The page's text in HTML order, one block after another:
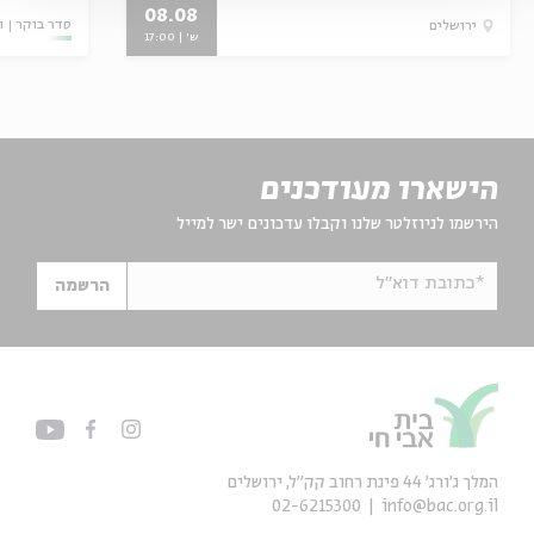
ירושלים 08.08
ש' | 17:00
סדר בוקר
הישארו מעודכנים
הירשמו לניוזלטר שלנו וקבלו עדכונים ישר למייל
*כתובת דוא"ל הרשמה
המלך ג'ורג' 44 פינת רחוב קק״ל, ירושלים
info@bac.org.il
02-6215300